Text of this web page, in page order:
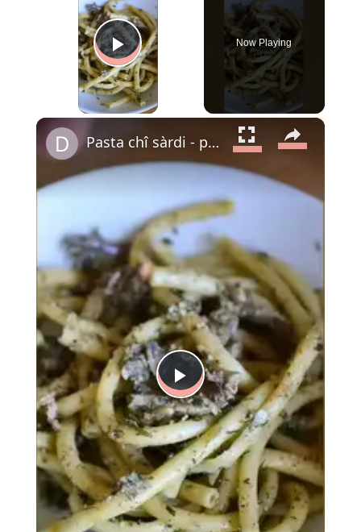
Play Video
Now Playing
×
Play
Video
Pasta chî sàrdi - pâtes aux sardines